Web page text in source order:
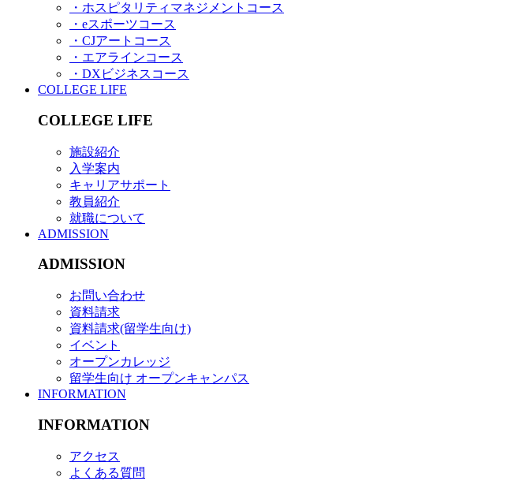
・ホスピタリティマネジメントコース
・eスポーツコース
・CJアートコース
・エアラインコース
・DXビジネスコース
COLLEGE LIFE
COLLEGE LIFE
施設紹介
入学案内
キャリアサポート
教員紹介
就職について
ADMISSION
ADMISSION
お問い合わせ
資料請求
資料請求(留学生向け)
イベント
オープンカレッジ
留学生向け オープンキャンパス
INFORMATION
INFORMATION
アクセス
よくある質問